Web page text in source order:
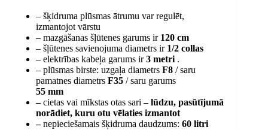
– šķidruma plūsmas ātrumu var regulēt,
izmantojot vārstu
– mazgāšanas šļūtenes garums ir 120 cm
– šļūtenes savienojuma diametrs ir 1/2 collas
– elektrības kabeļa garums ir3 metri .
– plūsmas birste: uzgaļa diametrs F8 / saru
pamatnes diametrs F35 / saru garums
55 mm
–cietas vai mīkstas otas sari– lūdzu, pasūtījumā
norādiet, kuru otu vēlaties izmantot
–nepieciešamais šķidruma daudzums: 60 litri